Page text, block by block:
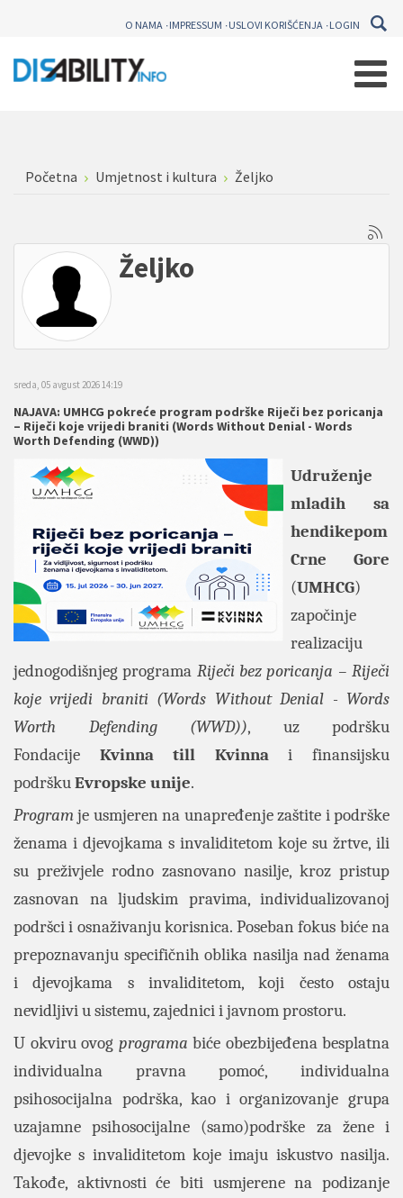
O NAMA IMPRESSUM USLOVI KORIŠĆENJA LOGIN
Početna Umjetnost i kultura Željko
Željko
sreda, 05 avgust 2026 14:19
NAJAVA: UMHCG pokreće program podrške Riječi bez poricanja
– Riječi koje vrijedi braniti (Words Without Denial - Words
Worth Defending (WWD))
Udruženje
mladih sa
hendikepom
Crne Gore
(UMHCG)
započinje
realizaciju
jednogodišnjeg programa Riječi bez poricanja – Riječi
koje vrijedi braniti (Words Without Denial - Words
Worth Defending (WWD)), uz podršku
Fondacije Kvinna till Kvinnai finansijsku
podrškuEvropske unije.
Programje usmjeren na unapređenje zaštite i podrške
ženama i djevojkama s invaliditetom koje su žrtve, ili
su preživjele rodno zasnovano nasilje, kroz pristup
zasnovan na ljudskim pravima, individualizovanoj
podršci i osnaživanju korisnica. Poseban fokus biće na
prepoznavanju specifičnih oblika nasilja nad ženama
i djevojkama s invaliditetom, koji često ostaju
nevidljivi u sistemu, zajednici i javnom prostoru.
U okviru ovog programa biće obezbijeđena besplatna
individualna pravna pomoć, individualna
psihosocijalna podrška, kao i organizovanje grupa
uzajamne psihosocijalne (samo)podrške za žene i
djevojke s invaliditetom koje imaju iskustvo nasilja.
Takođe, aktivnosti će biti usmjerene na podizanje